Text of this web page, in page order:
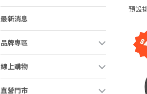
最新消息
品牌專區
線上購物
直營門市
預設